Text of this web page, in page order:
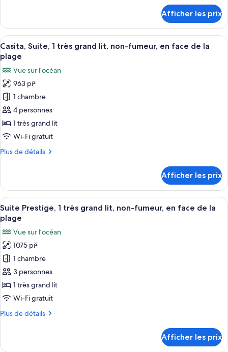
lits,
non-
fumeur,
vue
sur
le
complexe
Fairmont,
Chambre,
2
grands
lits,
non-
fumeur,
vue
sur
le
Afficher les prix
Afficher
toutes
les
photos
pour
ce
type
de
chambre :
Suite,
grand
lit,
non-
fumeur,
en
face
de
la
plage
Casita, Suite, 1 très grand lit, non-
5
Casita, Suite, 1 très grand lit, non-fumeur, en face de la
plage
Vue sur l’océan
963 pi²
1 chambre
4 personnes
1 très grand lit
Wi-Fi gratuit
Plus de détails
Plus
Casita,
Suite,
1
très
grand
lit,
non-
fumeur,
en
face
la
plage
Afficher les prix
Afficher
toutes
les
photos
pour
ce
type
de
chambre :
Prestige,
Suite Prestige, 1 très grand lit, non-
7
Suite Prestige, 1 très grand lit, non-fumeur, en face de la
plage
Vue sur l’océan
1075 pi²
1 chambre
3 personnes
1 très grand lit
Wi-Fi gratuit
Plus de détails
Plus
Suite
Afficher les prix